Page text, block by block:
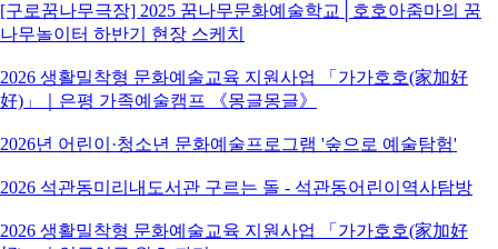
[구로꿈나무극장] 2025 꿈나무문화예술학교│호호아줌마의 꿈
나무놀이터 하반기 현장 스케치
2026 생활밀착형 문화예술교육 지원사업 「가가호호(家加好
好)」｜은평 가족예술캠프 《몽글몽글》
2026년 어린이·청소년 문화예술프로그램 '숲으로 예술탐험'
2026 석관동미리내도서관 구르는 돌 - 석관동어린이역사탐방
2026 생활밀착형 문화예술교육 지원사업 「가가호호(家加好